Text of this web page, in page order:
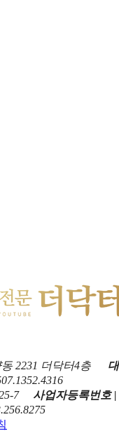
동 2231 더닥터4층 대
7 사업자등록번호 |